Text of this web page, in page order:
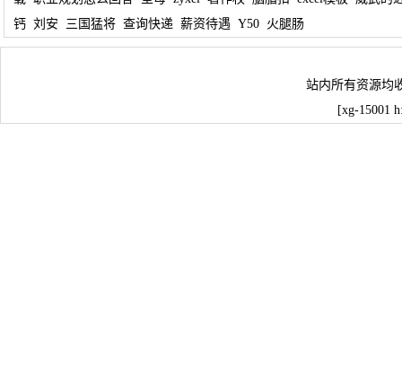
钙 刘安 三国猛将 查询快递 薪资待遇 Y50 火腿肠
站内所有资源均
[xg-15001